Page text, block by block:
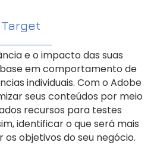
Target
e o impacto das suas
em comportamento de
individuais. Com o Adobe
seus conteúdos por meio
recursos para testes
identificar o que será mais
objetivos do seu negócio.